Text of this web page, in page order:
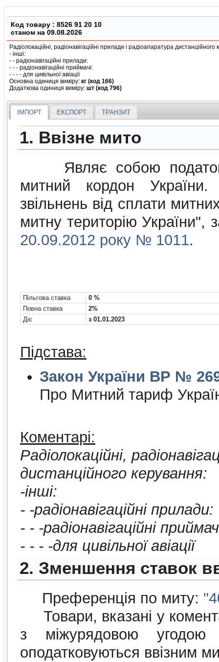
Код товару : 8526 91 20 10
станом на 09.08.2026
Радiолокацiйнi, радiонавiгацiйнi прилади i радiоапаратура дистанцiйного
- iншi:
- - радiонавiгацiйнi прилади:
- - - радiонавiгацiйнi приймачi:
- - - - для цивiльної авiацiї
Основна одиниця виміру: кг (код 166)
Додаткова одиниця виміру: шт (код 796)
ІМПОРТ ЕКСПОРТ ТРАНЗИТ
1. Ввізне мито
Являє собою податок
митний кордон
звiльнень вiд сплати
митну територiю України",
20.09.2012 року № 1011.
Пільгова ставка
0 %
Повна ставка
2%
Діє
з 01.01.2023
Підстава:
Закон України ВР №
Про Митний тариф
Коментарі:
Радiолокацiйнi,
дистанцiйного керування:
-iншi:
- -радiонавiгацiйнi прилади:
- - -радiонавiгацiйнi
- - - -для цивiльної авiацiї
2. Зменшення ставок
Преференція по миту:
Товари, вказані у
з мiжурядовою
оподатковуються ввізним